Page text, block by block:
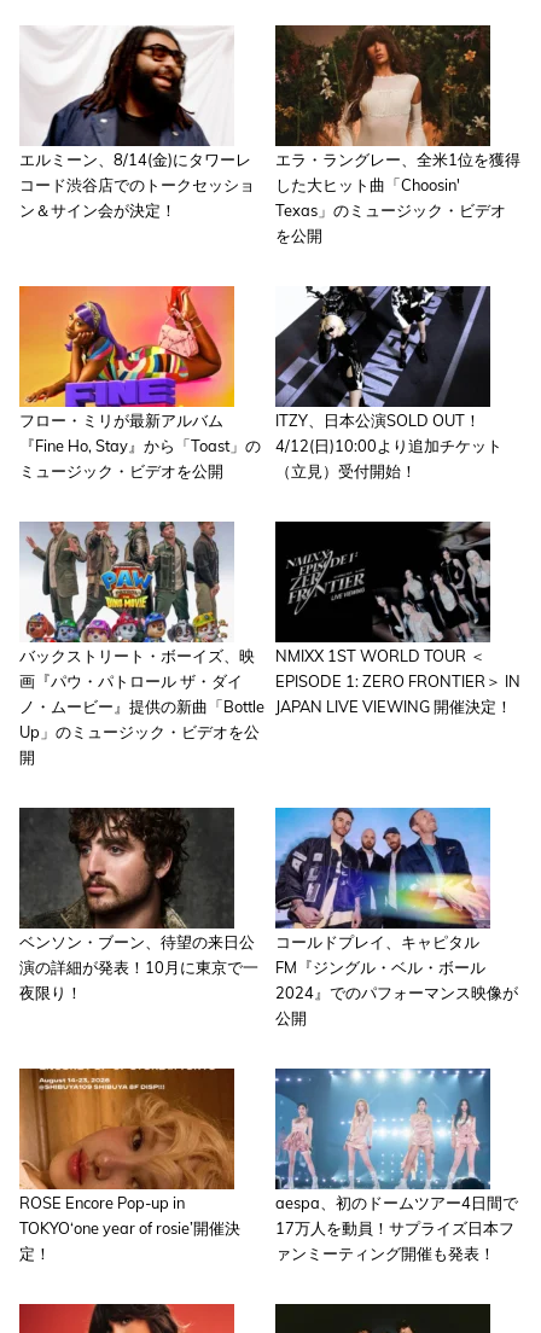
エルミーン、8/14(金)にタワーレ
コード渋谷店でのトークセッショ
ン＆サイン会が決定！
エラ・ラングレー、全米1位を獲得
した大ヒット曲「Choosin'
Texas」のミュージック・ビデオ
を公開
フロー・ミリが最新アルバム
『Fine Ho, Stay』から「Toast」の
ミュージック・ビデオを公開
ITZY、日本公演SOLD OUT！
4/12(日)10:00より追加チケット
（立見）受付開始！
バックストリート・ボーイズ、映
画『パウ・パトロール ザ・ダイ
ノ・ムービー』提供の新曲「Bottle
Up」のミュージック・ビデオを公
開
NMIXX 1ST WORLD TOUR ＜
EPISODE 1: ZERO FRONTIER＞ IN
JAPAN LIVE VIEWING 開催決定！
ベンソン・ブーン、待望の来日公
演の詳細が発表！10月に東京で一
夜限り！
コールドプレイ、キャピタル
FM『ジングル・ベル・ボール
2024』でのパフォーマンス映像が
公開
ROSE Encore Pop-up in
TOKYO‘one year of rosie’開催決
定！
aespa、初のドームツアー4日間で
17万人を動員！サプライズ日本フ
ァンミーティング開催も発表！